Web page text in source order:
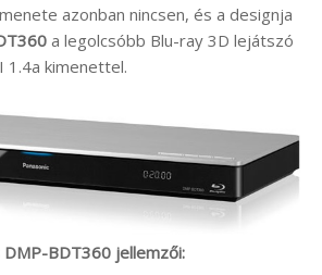
azonban nincsen, és a designja
a legolcsóbb Blu-ray 3D lejátszó
1.4a kimenettel.
BDT360 jellemzői: